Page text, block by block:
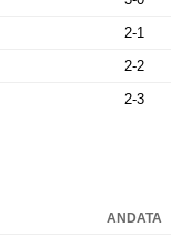
2-1
2-2
2-3
ANDATA